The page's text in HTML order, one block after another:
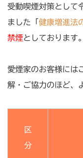
受動喫煙対策とし
ました「 健康増進法
禁煙としております。
愛煙家のお客様には
解・ご協力のほど、
区
分